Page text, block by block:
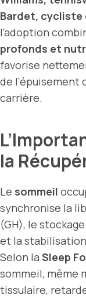
Bardet, cycliste
l’adoption
profonds et
favorise
de l’épuisement
carrière.
la
Le sommeil
synchronise la
(GH), le
et la
Selon la Sleep
sommeil, même
tissulaire,